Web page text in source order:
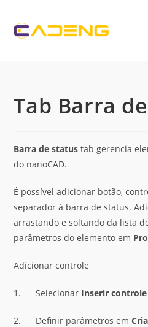
Tab Barra
Barra de status tab gerencia
do nanoCAD.
É possível adicionar botão,
separador à barra de status.
arrastando e soltando da lista
parâmetros do elemento em
Adicionar controle
1. Selecionar Inserir controle
2. Definir parâmetros em